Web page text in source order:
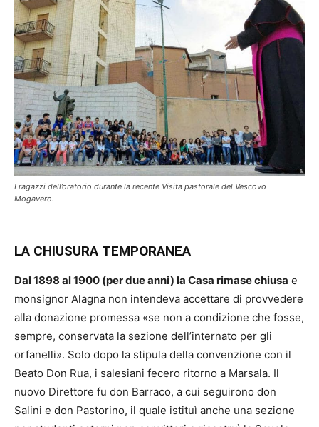
I ragazzi dell’oratorio durante la recente Visita pastorale del Vescovo
Mogavero.
LA CHIUSURA TEMPORANEA
Dal 1898 al 1900 (per due anni) la Casa rimase chiusa e
monsignor Alagna non intendeva accettare di provvedere
alla donazione promessa «se non a condizione che fosse,
sempre, conservata la sezione dell’internato per gli
orfanelli». Solo dopo la stipula della convenzione con il
Beato Don Rua, i salesiani fecero ritorno a Marsala. Il
nuovo Direttore fu don Barraco, a cui seguirono don
Salini e don Pastorino, il quale istituì anche una sezione